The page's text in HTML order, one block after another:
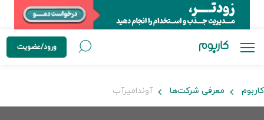
ورود/عضویت
کاربوم معرفی شرکت‌ها آوندامیرآب